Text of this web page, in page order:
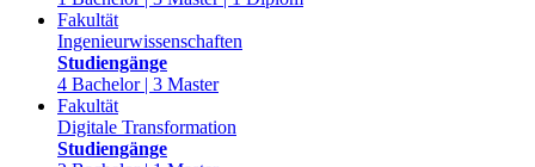
Fakultät
Ingenieurwissenschaften
Studiengänge
4 Bachelor | 3 Master
Fakultät
Digitale Transformation
Studiengänge